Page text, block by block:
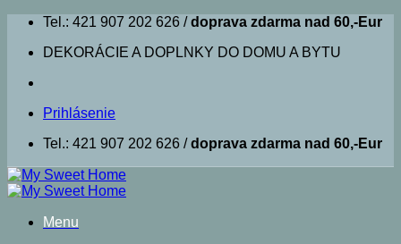
Skip
content
Tel.: 421 907 202 626 /doprava zdarma nad 60,-Eur
DEKORÁCIE A DOPLNKY DO DOMU A BYTU
Prihlásenie
Tel.: 421 907 202 626 /doprava zdarma nad 60,-Eur
Menu